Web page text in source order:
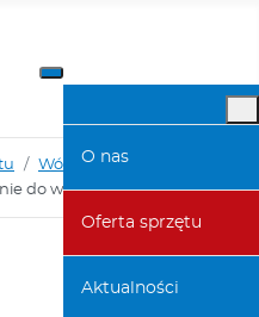
O nas
Oferta sprzętu
Aktualności
Wózki inwalidzkie
do wózków elektrycznych